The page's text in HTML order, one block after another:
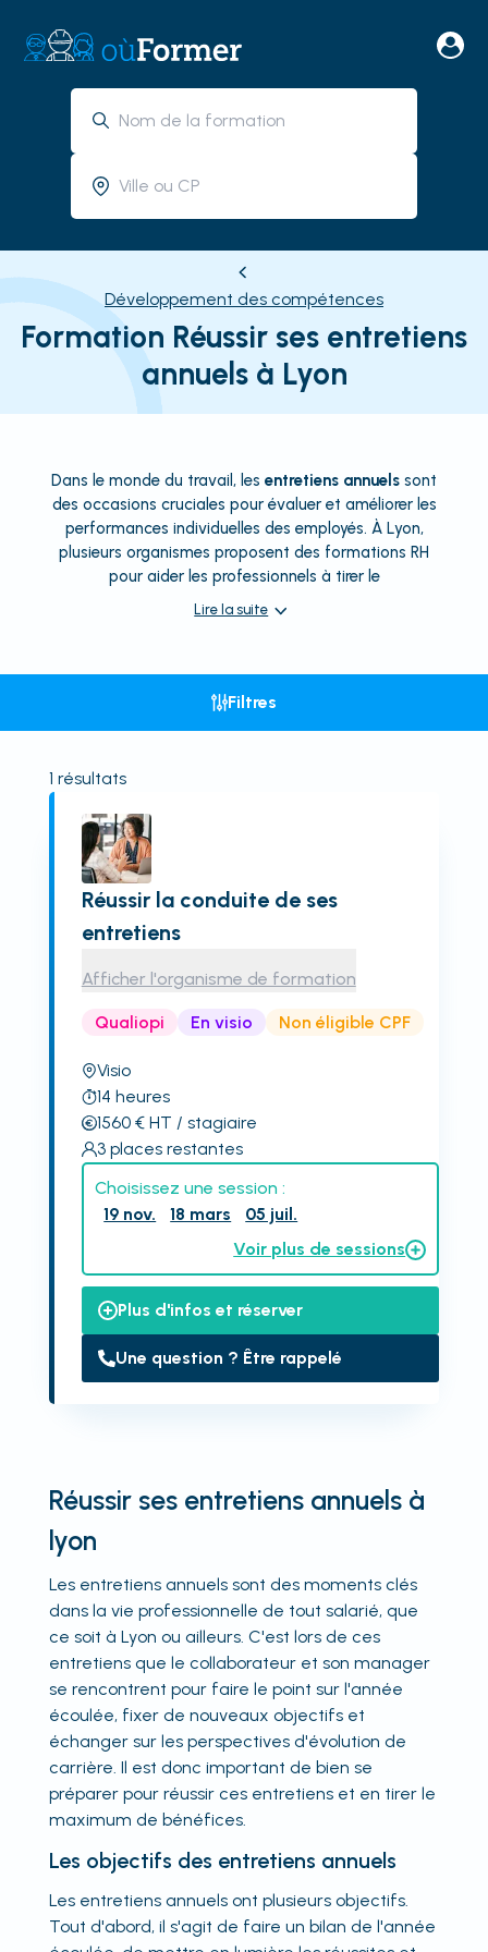
Développement des compétences
Formation Réussir ses entretiens
annuels à Lyon
Dans le monde du travail, les entretiens annuels sont
des occasions cruciales pour évaluer et améliorer les
performances individuelles des employés. À Lyon,
plusieurs organismes proposent des formations RH
pour aider les professionnels à tirer le
Lire la suite
Filtres
1 résultats
Réussir la conduite de ses
entretiens
Afficher l'organisme de formation
Qualiopi En visio Non éligible CPF
Visio
14 heures
1560€ HT / stagiaire
3 places restantes
Choisissez une session :
19 nov.
18 mars
05 juil.
Voir plus de sessions
Plus d'infos et réserver
Une question ? Être rappelé
Réussir ses entretiens annuels à
lyon
Les entretiens annuels sont des moments clés
dans la vie professionnelle de tout salarié, que
ce soit à Lyon ou ailleurs. C'est lors de ces
entretiens que le collaborateur et son manager
se rencontrent pour faire le point sur l'année
écoulée, fixer de nouveaux objectifs et
échanger sur les perspectives d'évolution de
carrière. Il est donc important de bien se
préparer pour réussir ces entretiens et en tirer le
maximum de bénéfices.
Les objectifs des entretiens annuels
Les entretiens annuels ont plusieurs objectifs.
Tout d'abord, il s'agit de faire un bilan de l'année